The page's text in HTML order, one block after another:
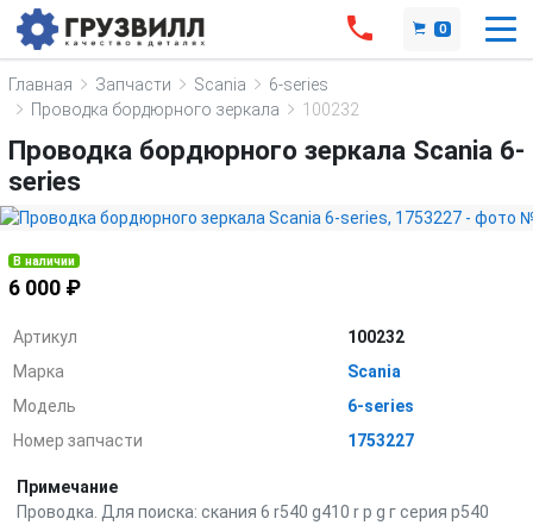
0
Главная Запчасти Scania
6-series
Проводка бордюрного зеркала
100232
Проводка бордюрного зеркала Scania 6-
series
В наличии
6 000 ₽
Артикул
100232
Марка
Scania
Модель
6-series
Номер запчасти
1753227
Примечание
Проводка. Для поиска: скания 6 r540 g410 r р g г серия р540